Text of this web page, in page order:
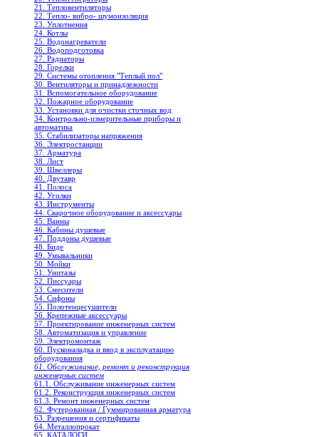
21. Тепловентиляторы
22. Тепло- вибро- шумоизоляция
23. Уплотнения
24. Котлы
25. Водонагреватели
26. Водоподготовка
27. Радиаторы
28. Горелки
29. Системы отопления "Теплый пол"
30. Вентиляторы и принадлежности
31. Вспомогательное оборудование
32. Пожарное оборудование
33. Установки для очистки сточных вод
34. Контрольно-измерительные приборы и
автоматика
35. Стабилизаторы напряжения
36. Электростанции
37. Арматура
38. Лист
39. Швеллеры
40. Двутавр
41. Полоса
42. Уголки
43. Инструменты
44. Сварочное оборудование и аксессуары
45. Ванны
46. Кабины душевые
47. Поддоны душевые
48. Биде
49. Умывальники
50. Мойки
51. Унитазы
52. Писсуары
53. Смесители
54. Сифоны
55. Полотенцесушители
56. Крепежные аксессуары
57. Проектирование инженерных систем
58. Автоматизация и управление
59. Электромонтаж
60. Пусконаладка и ввод в эксплуатацию
оборудования
61. Обслуживание, ремонт и реконструкция
инженерных систем
61.1. Обслуживание инженерных систем
61.2. Реконструкция инженерных систем
61.3. Ремонт инженерных систем
62. Футерованная / Гуммированная арматура
63. Разрешения и сертификаты
64. Металлопрокат
65. КАТАЛОГИ